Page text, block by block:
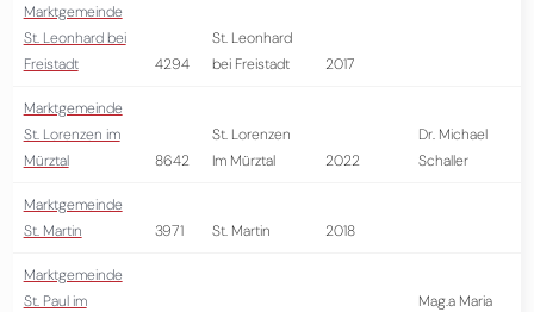
Marktgemeinde
St. Leonhard bei
Freistadt
4294
St. Leonhard
bei Freistadt
2017
Marktgemeinde
St. Lorenzen im
Mürztal
8642
St. Lorenzen
Im Mürztal
2022
Dr. Michael
Schaller
Marktgemeinde
St. Martin
3971 St. Martin 2018
Marktgemeinde
St. Paul im
Mag.a Maria